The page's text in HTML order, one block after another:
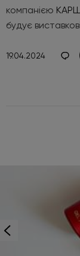
компанією
будує
19.04.2024